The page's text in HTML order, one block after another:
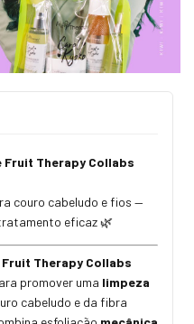
Therapy Collabs
couro cabeludo e fios —
eficaz🌿
Therapy Collabs
promover uma limpeza
cabeludo e da fibra